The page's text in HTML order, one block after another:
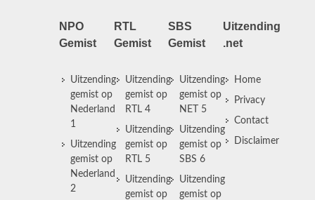
NPO
Gemist
Uitzending
gemist op
Nederland
1
Uitzending
gemist op
Nederland
2
RTL
Gemist
Uitzending
gemist op
RTL 4
Uitzending
gemist op
RTL 5
Uitzending
gemist op
SBS
Gemist
Uitzending
gemist op
NET 5
Uitzending
gemist op
SBS 6
Uitzending
gemist op
Uitzending
.net
Home
Privacy
Contact
Disclaimer